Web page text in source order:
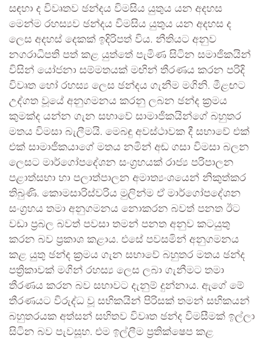
සඳහා ද විවෘතව ඡන්දය විමසිය යුතුය යන අදහස
මෙන්ම රහස්‍යව ඡන්දය විමසිය යුතුය යන අදහස ද
ලෙස අදහස් දෙකක් ඉදිරිපත් විය. නීතියට අනුව
නගරාධිපති පත් කළ යුත්තේ පැමිණ සිටින සමාජිකයින්
විසින් යෝජනා සම්මතයක් මඟින් තීරණය කරන පරිදි
විවෘත හෝ රහස්‍ය ලෙස ඡන්දය ගැනීම මගිනි. මීළඟට
උද්ගත වූයේ අනුගමනය කරනු ලබන ඡන්ද ක්‍රමය
කුමක්ද යන්න ගැන සභාවේ සාමාජිකයින්ගේ බහුතර
මතය විමසා බැලීමයි. මෙබඳු අවස්ථාවක දී සභාවේ එක්
එක් සාමාජිකයාගේ මතය නමින් අඬ ගසා විමසා බලන
ලෙසට මාර්ගෝපදේශන සංග්‍රහයක් රාජ්‍ය පරිපාලන
පළාත්සභා හා පලාත්පාලන අමාත්‍යංශයෙන් නිකුත්කර
තිබුණි. කොමසාරිස්වරිය මුලින්ම ඒ මාර්ගෝපදේශන
සංග්‍රහය තමා අනුගමනය නොකරන බවත් පනත ඊට
වඩා ප්‍රබල බවත් පවසා තමන් පනත අනුව කටයුතු
කරන බව ප්‍රකාශ කළාය. එසේ පවසමින් අනුගමනය
කළ යුතු ඡන්ද ක්‍රමය ගැන සභාවේ බහුතර මතය ඡන්ද
පත්‍රිකාවක් මගින් රහස්‍ය ලෙස ලබා ගැනීමට තමා
තීරණය කරන බව සභාවට දැනුම් දුන්නාය. ඇගේ මේ
තීරණයට විරුද්ධ වූ සභිකයින් පිරිසක් තමන් සභිකයන්
බහුතරයක අත්සන් සහිතව විවෘත ඡන්ද විමසීමක් ඉල්ලා
සිටින බව පැවසූහ. එම ඉල්ලීම ප්‍රතික්ෂෙප කළ